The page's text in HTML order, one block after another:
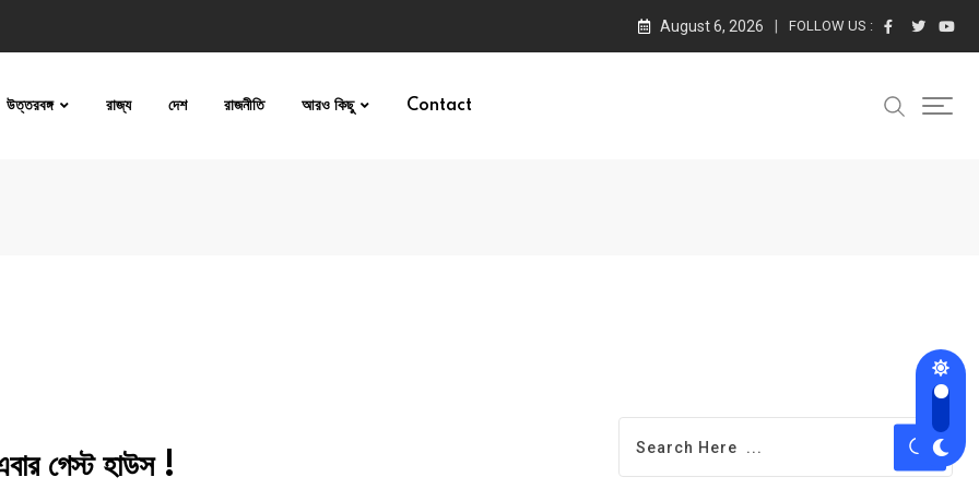
August 6, 2026 FOLLOW US :
উত্তরবঙ্গ রাজ্য দেশ রাজনীতি আরও কিছু Contact
গেস্ট হাউস !